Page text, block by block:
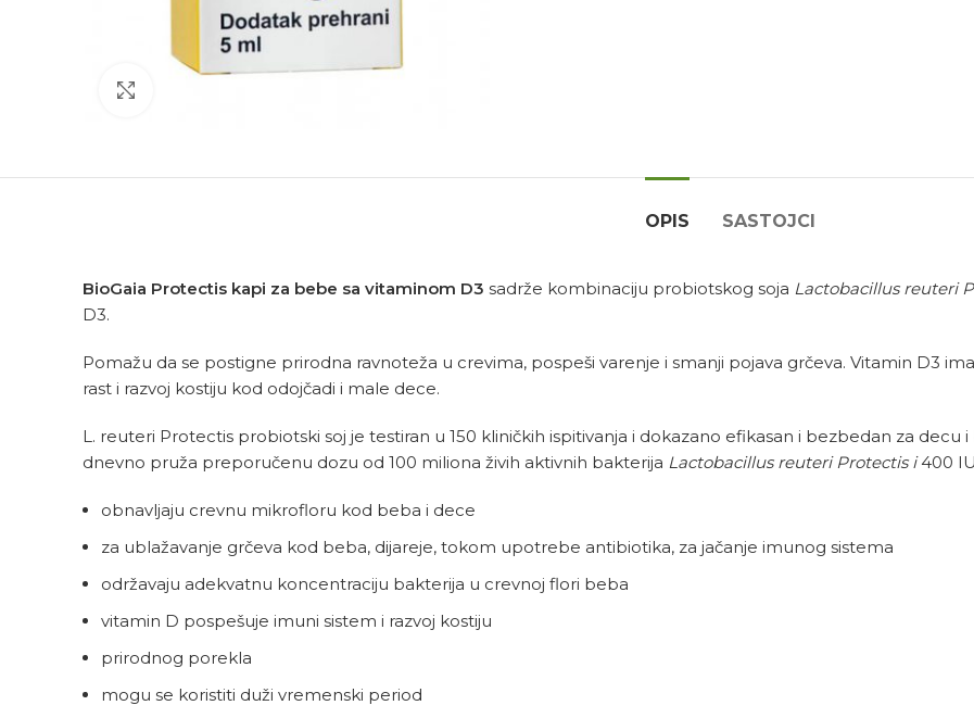
OPIS SASTOJCI
BioGaia Protectis kapi za bebe sa vitaminom D3 sadrže kombinaciju probiotskog soja Lactobacillus reuteri
D3.
Pomažu da se postigne prirodna ravnoteža u crevima, pospeši varenje i smanji pojava grčeva. Vitamin D3
rast i razvoj kostiju kod odojčadi i male dece.
L. reuteri Protectis probiotski soj je testiran u 150 kliničkih ispitivanja i dokazano efikasan i bezbedan za
dnevno pruža preporučenu dozu od 100 miliona živih aktivnih bakterija Lactobacillus reuteri Protectis i400
obnavljaju crevnu mikrofloru kod beba i dece
za ublažavanje grčeva kod beba, dijareje, tokom upotrebe antibiotika, za jačanje imunog sistema
održavaju adekvatnu koncentraciju bakterija u crevnoj flori beba
vitamin D pospešuje imuni sistem i razvoj kostiju
prirodnog porekla
mogu se koristiti duži vremenski period